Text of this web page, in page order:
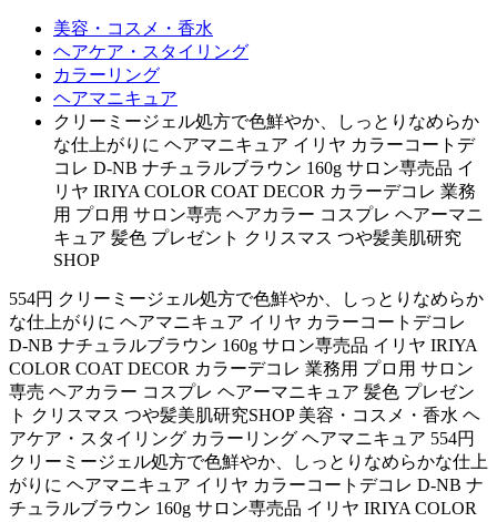
美容・コスメ・香水
ヘアケア・スタイリング
カラーリング
ヘアマニキュア
クリーミージェル処方で色鮮やか、しっとりなめらか
な仕上がりに ヘアマニキュア イリヤ カラーコートデ
コレ D-NB ナチュラルブラウン 160g サロン専売品 イ
リヤ IRIYA COLOR COAT DECOR カラーデコレ 業務
用 プロ用 サロン専売 ヘアカラー コスプレ ヘアーマニ
キュア 髪色 プレゼント クリスマス つや髪美肌研究
SHOP
554円 クリーミージェル処方で色鮮やか、しっとりなめらか
な仕上がりに ヘアマニキュア イリヤ カラーコートデコレ
D-NB ナチュラルブラウン 160g サロン専売品 イリヤ IRIYA
COLOR COAT DECOR カラーデコレ 業務用 プロ用 サロン
専売 ヘアカラー コスプレ ヘアーマニキュア 髪色 プレゼン
ト クリスマス つや髪美肌研究SHOP 美容・コスメ・香水 ヘ
アケア・スタイリング カラーリング ヘアマニキュア 554円
クリーミージェル処方で色鮮やか、しっとりなめらかな仕上
がりに ヘアマニキュア イリヤ カラーコートデコレ D-NB ナ
チュラルブラウン 160g サロン専売品 イリヤ IRIYA COLOR